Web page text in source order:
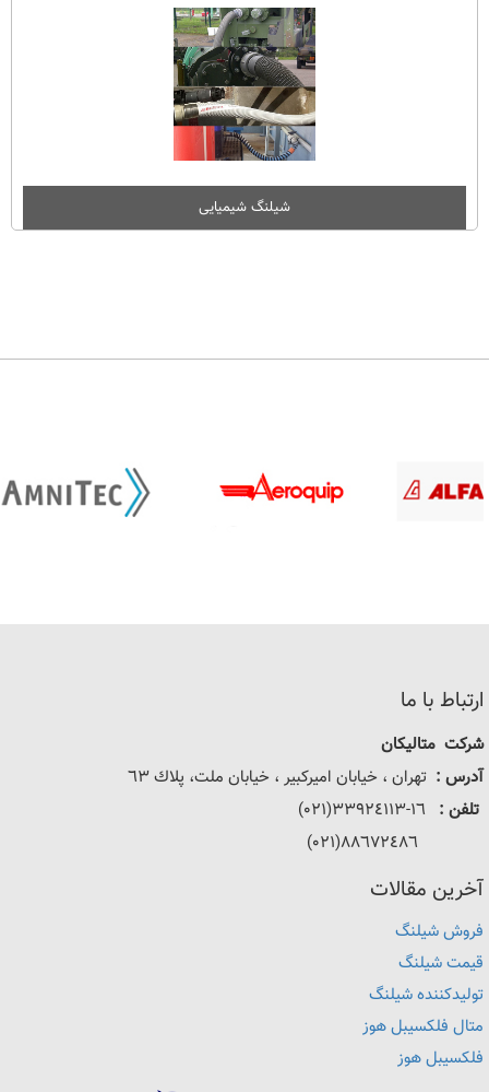
شیلنگ شیمیایی
ارتباط با ما
شرکت متالیکان
آدرس : تهران ، خيابان اميركبير ، خيابان ملت، پلاك ٦٣
تلفن :
آخرین مقالات
فروش شیلنگ
قیمت شیلنگ
تولیدکننده شیلنگ
متال فلکسیبل هوز
فلکسیبل هوز